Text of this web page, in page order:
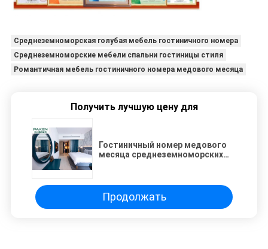
Среднеземноморская голубая мебель гостиничного номера
Среднеземноморские мебели спальни гостиницы стиля
Романтичная мебель гостиничного номера медового месяца
Получить лучшую цену для
Гостиничный номер медового
месяца среднеземноморских
Продолжать